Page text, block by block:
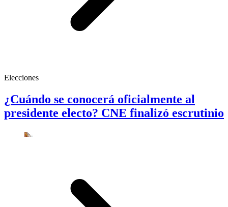
Elecciones
¿Cuándo se conocerá oficialmente al
presidente electo? CNE finalizó escrutinio